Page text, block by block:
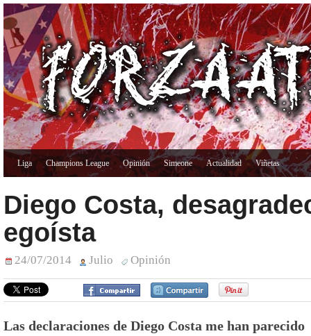
Liga Champions League Opinión Simeone Actualidad Viñetas
Diego Costa,
egoísta
24/07/2014 Julio Opinión
Las declaraciones de Diego Costa me han parecido